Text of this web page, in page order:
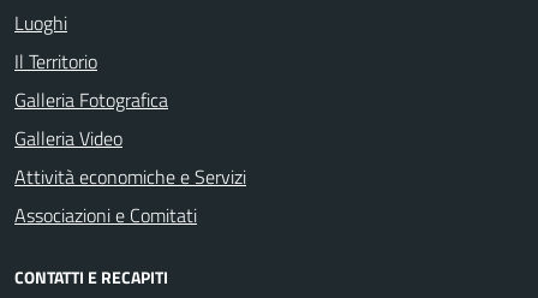
Luoghi
Il Territorio
Galleria Fotografica
Galleria Video
Attività economiche e Servizi
Associazioni e Comitati
CONTATTI E RECAPITI